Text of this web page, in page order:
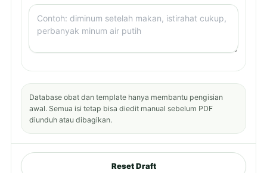
Database obat dan template hanya membantu pengisian
awal. Semua isi tetap bisa diedit manual sebelum PDF
diunduh atau dibagikan.
Reset Draft